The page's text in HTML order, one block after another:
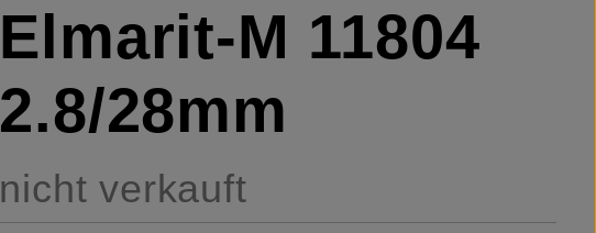
Elmarit-M 11804
2.8/28mm
nicht verkauft